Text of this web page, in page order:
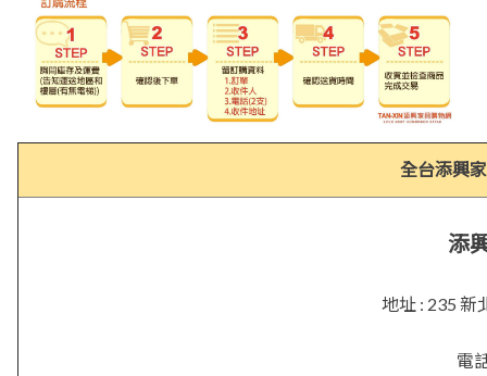
全台添興
添
地址 : 235 新
電